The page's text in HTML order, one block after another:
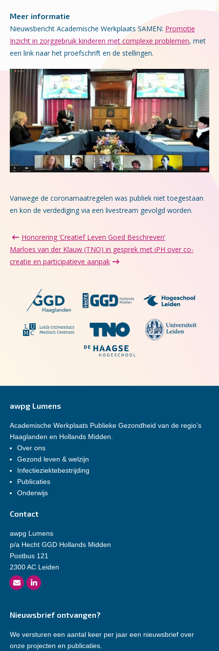
Meer informatie
Nieuwsbericht Academische Werkplaats SAMEN: Promotie
Inzicht in zorggebruik kinderen met complexe problemen, met
een link naar het proefschrift en de stellingen.
Vanwege de coronamaatregelen was publiek niet toegestaan
en kon de verdediging via een livestream gevolgd worden.
Honorering ‘Creatief Leven Goed Beschreven’
Marloes van der Klauw (TNO) in gesprek met iPH over co-
creatie en participatieve aanpak
awpg Lumens
Academische Werkplaats Publieke Gezondheid van de regio’s
Haaglanden en Hollands Midden.
Over ons
Gezond leven & welzijn
Infectieziektebestrijding
Publicaties
Onderwijs
Contact
awpg Lumens
p/a Hecht GGD Hollands Midden
Postbus 121
2300 AC Leiden
Nieuwsbrief ontvangen?
We versturen een aantal keer per jaar een nieuwsbrief over
onze projecten en publicaties.